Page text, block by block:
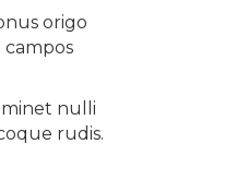
origo
nulli
rudis.